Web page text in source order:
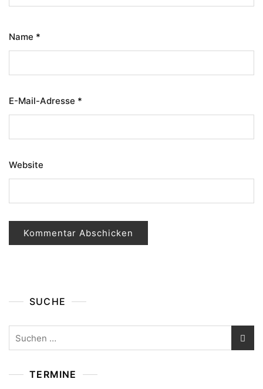
Name *
E-Mail-Adresse *
Website
SUCHE
TERMINE